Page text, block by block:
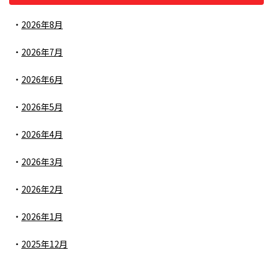
2026年8月
2026年7月
2026年6月
2026年5月
2026年4月
2026年3月
2026年2月
2026年1月
2025年12月